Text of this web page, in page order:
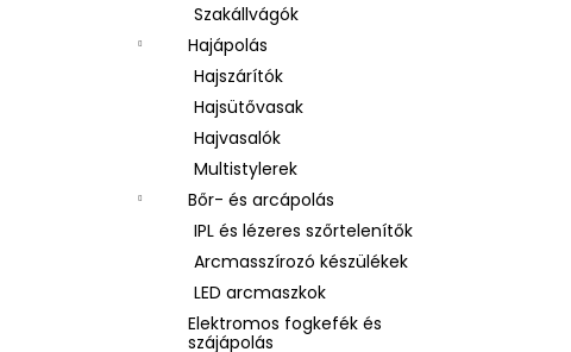
Szakállvágók
Hajápolás
Hajszárítók
Hajsütővasak
Hajvasalók
Multistylerek
Bőr- és arcápolás
IPL és lézeres szőrtelenítők
Arcmasszírozó készülékek
LED arcmaszkok
Elektromos fogkefék és
szájápolás